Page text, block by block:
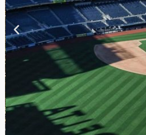
TOUR DE
CONTRASTES